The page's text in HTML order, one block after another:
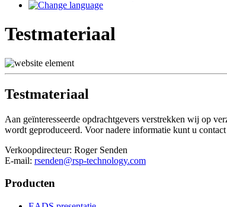
Testmateriaal
Testmateriaal
Aan geïnteresseerde opdrachtgevers verstrekken wij op
wordt geproduceerd. Voor nadere informatie kunt u
Verkoopdirecteur: Roger Senden
E-mail: rsenden@rsp-technology.com
Producten